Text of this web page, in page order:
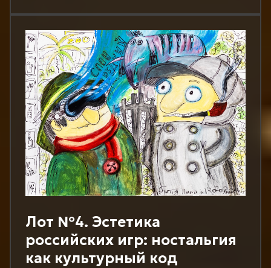
Лот №4. Эстетика
российских игр: ностальгия
как культурный код